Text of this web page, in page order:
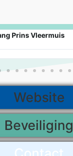
Prins Vleermuis
Website
Beveiliging